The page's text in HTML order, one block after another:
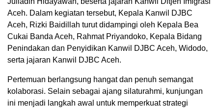
Aceh. Dalam kegiatan tersebut, Kepala Kanwil DJBC
Aceh, Rizki Baidillah turut didampingi oleh Kepala Bea
Cukai Banda Aceh, Rahmat Priyandoko, Kepala Bidang
Penindakan dan Penyidikan Kanwil DJBC Aceh, Widodo,
serta jajaran Kanwil DJBC Aceh.
Pertemuan berlangsung hangat dan penuh semangat
kolaborasi. Selain sebagai ajang silaturahmi, kunjungan
ini menjadi langkah awal untuk memperkuat strategi